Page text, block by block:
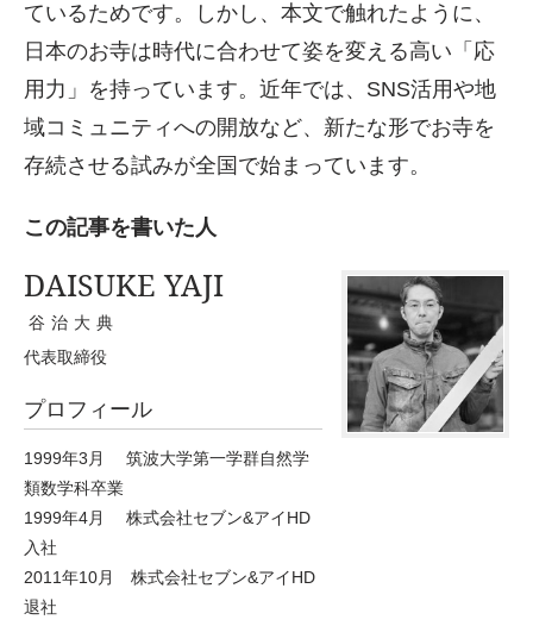
ているためです。しかし、本文で触れたように、
日本のお寺は時代に合わせて姿を変える高い「応
用力」を持っています。近年では、SNS活用や地
域コミュニティへの開放など、新たな形でお寺を
存続させる試みが全国で始まっています。
この記事を書いた人
DAISUKE YAJI
谷治大典
代表取締役
プロフィール
1999年3月 筑波大学第一学群自然学
類数学科卒業
1999年4月 株式会社セブン&アイHD
入社
2011年10月 株式会社セブン&アイHD
退社